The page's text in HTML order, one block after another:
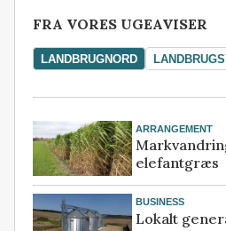
FRA VORES UGEAVISER
LANDBRUGNORD
ARRANGEMENT
elefantgræs
BUSINESS
Lokalt